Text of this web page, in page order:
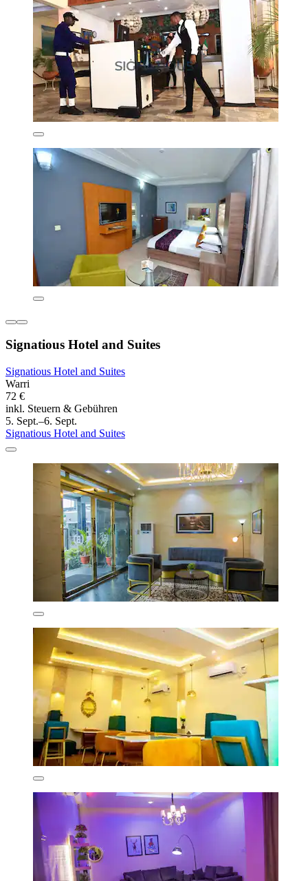
Signatious Hotel and Suites
Signatious Hotel and Suites
Warri
72 €
inkl. Steuern & Gebühren
5. Sept.–6. Sept.
Signatious Hotel and Suites